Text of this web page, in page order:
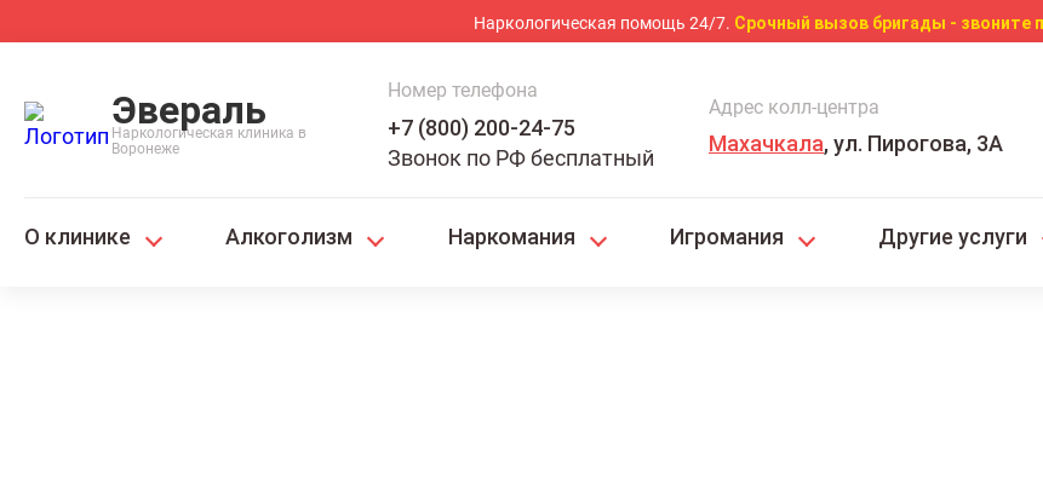
Наркологическая помощь 24/7. Срочный вызов бригады - звоните
Эвераль
Наркологическая клиника в
Воронеже
Номер телефона
+7 (800) 200-24-75
Звонок по РФ бесплатный
Адрес колл-центра
Махачкала, ул. Пирогова, 3А
О клинике Алкоголизм Наркомания Игромания Другие услуги